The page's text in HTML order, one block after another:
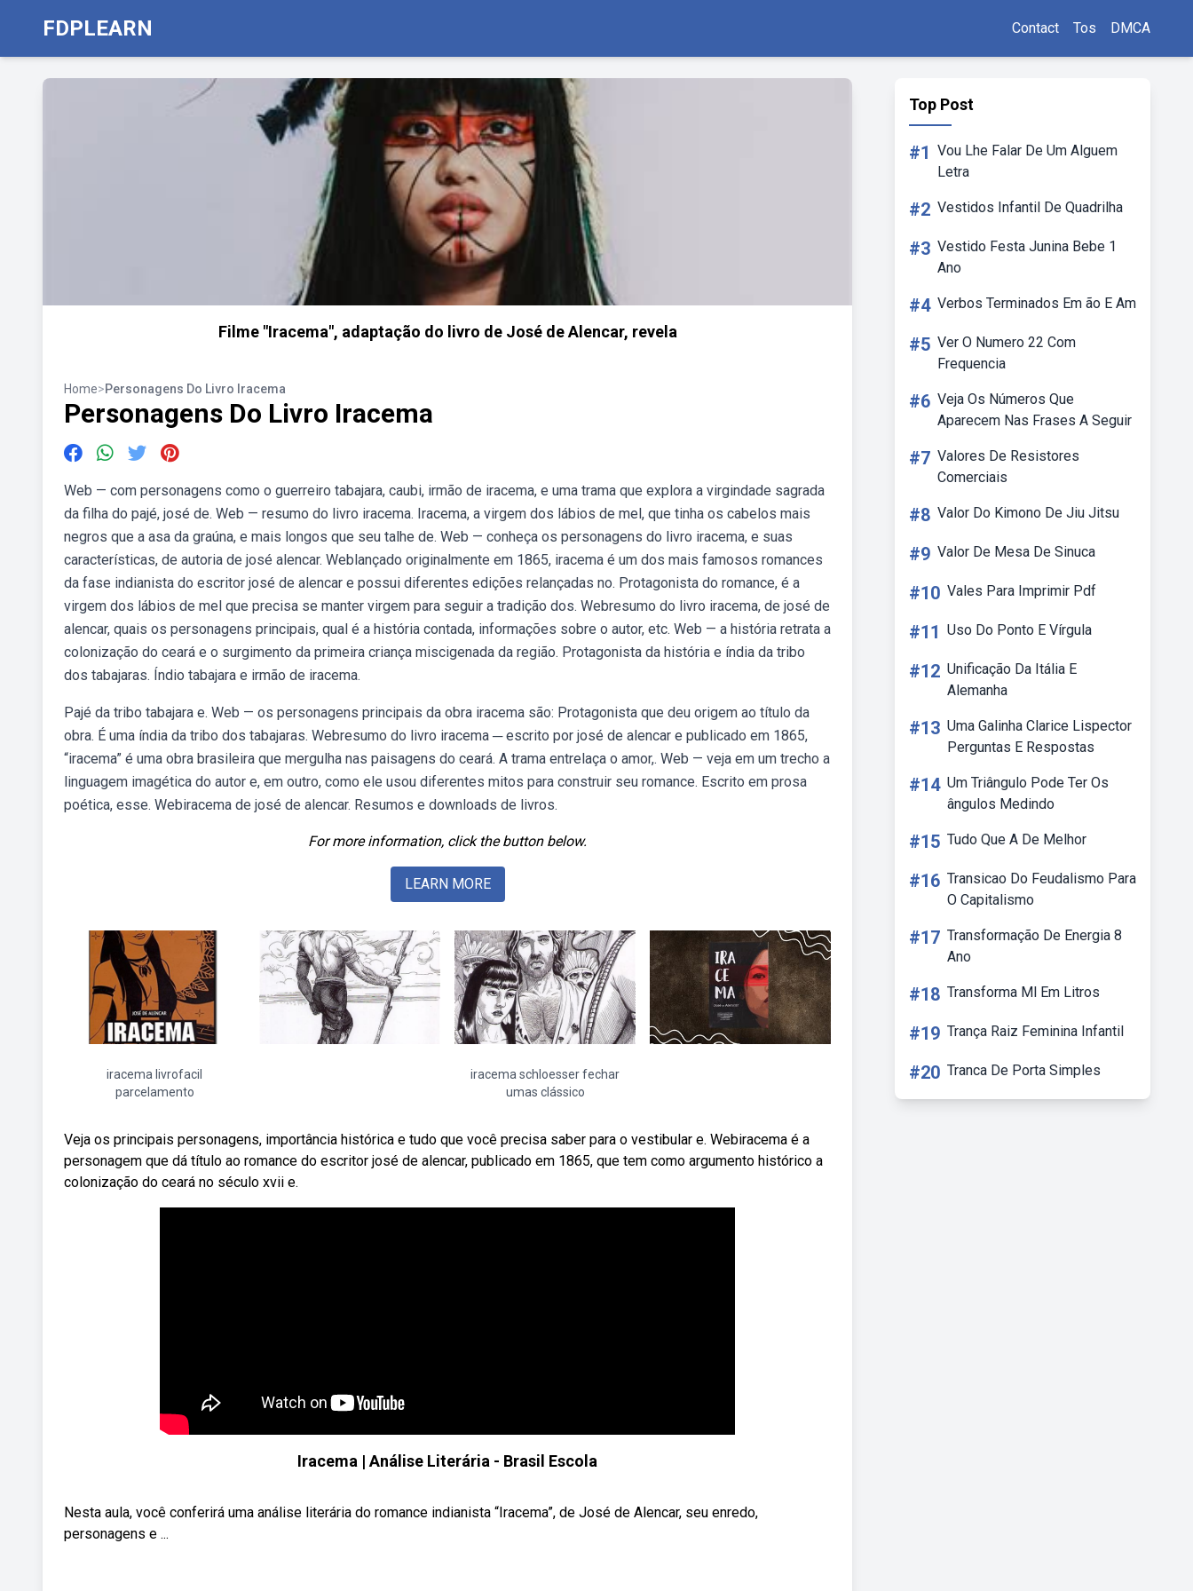
FDPLEARN Contact Tos DMCA
Filme "Iracema", adaptação do livro de José de Alencar, revela
Home>Personagens Do Livro Iracema
Personagens Do Livro Iracema
Web — com personagens como o guerreiro tabajara, caubi, irmão de iracema, e uma trama que explora a virgindade sagrada
da filha do pajé, josé de. Web — resumo do livro iracema. Iracema, a virgem dos lábios de mel, que tinha os cabelos mais
negros que a asa da graúna, e mais longos que seu talhe de. Web — conheça os personagens do livro iracema, e suas
características, de autoria de josé alencar. Weblançado originalmente em 1865, iracema é um dos mais famosos romances
da fase indianista do escritor josé de alencar e possui diferentes edições relançadas no. Protagonista do romance, é a
virgem dos lábios de mel que precisa se manter virgem para seguir a tradição dos. Webresumo do livro iracema, de josé de
alencar, quais os personagens principais, qual é a história contada, informações sobre o autor, etc. Web — a história retrata a
colonização do ceará e o surgimento da primeira criança miscigenada da região. Protagonista da história e índia da tribo
dos tabajaras. Índio tabajara e irmão de iracema.
Pajé da tribo tabajara e. Web — os personagens principais da obra iracema são: Protagonista que deu origem ao título da
obra. É uma índia da tribo dos tabajaras. Webresumo do livro iracema ─ escrito por josé de alencar e publicado em 1865,
“iracema” é uma obra brasileira que mergulha nas paisagens do ceará. A trama entrelaça o amor,. Web — veja em um trecho a
linguagem imagética do autor e, em outro, como ele usou diferentes mitos para construir seu romance. Escrito em prosa
poética, esse. Webiracema de josé de alencar. Resumos e downloads de livros.
For more information, click the button below.
LEARN MORE
iracema livrofacil
parcelamento
iracema schloesser fechar
umas clássico
Veja os principais personagens, importância histórica e tudo que você precisa saber para o vestibular e. Webiracema é a
personagem que dá título ao romance do escritor josé de alencar, publicado em 1865, que tem como argumento histórico a
colonização do ceará no século xvii e.
Iracema | Análise Literária - Brasil Escola
Nesta aula, você conferirá uma análise literária do romance indianista “Iracema”, de José de Alencar, seu enredo,
personagens e ...
Top Post
#1 Vou Lhe Falar De Um Alguem
Letra
#2 Vestidos Infantil De Quadrilha
#3 Vestido Festa Junina Bebe 1
Ano
#4 Verbos Terminados Em ão E Am
#5 Ver O Numero 22 Com
Frequencia
#6 Veja Os Números Que
Aparecem Nas Frases A Seguir
#7 Valores De Resistores
Comerciais
#8 Valor Do Kimono De Jiu Jitsu
#9 Valor De Mesa De Sinuca
#10 Vales Para Imprimir Pdf
#11 Uso Do Ponto E Vírgula
#12 Unificação Da Itália E
Alemanha
#13 Uma Galinha Clarice Lispector
Perguntas E Respostas
#14 Um Triângulo Pode Ter Os
ângulos Medindo
#15 Tudo Que A De Melhor
#16 Transicao Do Feudalismo Para
O Capitalismo
#17 Transformação De Energia 8
Ano
#18 Transforma Ml Em Litros
#19 Trança Raiz Feminina Infantil
#20 Tranca De Porta Simples